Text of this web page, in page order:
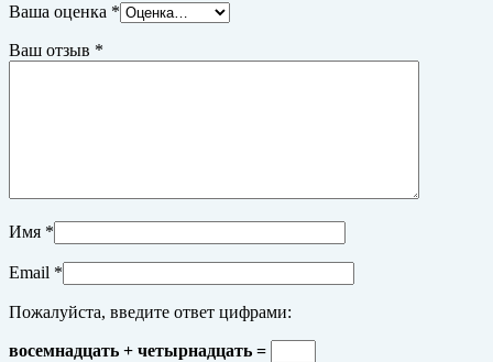
Ваша оценка *
Ваш отзыв *
Имя *
Email *
Пожалуйста, введите ответ цифрами:
восемнадцать + четырнадцать =